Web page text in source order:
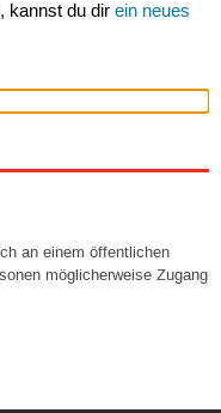
kannst du dir ein neues
an einem öffentlichen
möglicherweise Zugang